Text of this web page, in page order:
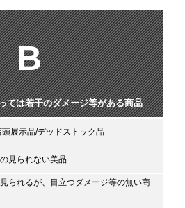
B
ては若干のダメージ等がある商品
展示品/デッドストック品
見られない美品
られるが、目立つダメージ等の無い商